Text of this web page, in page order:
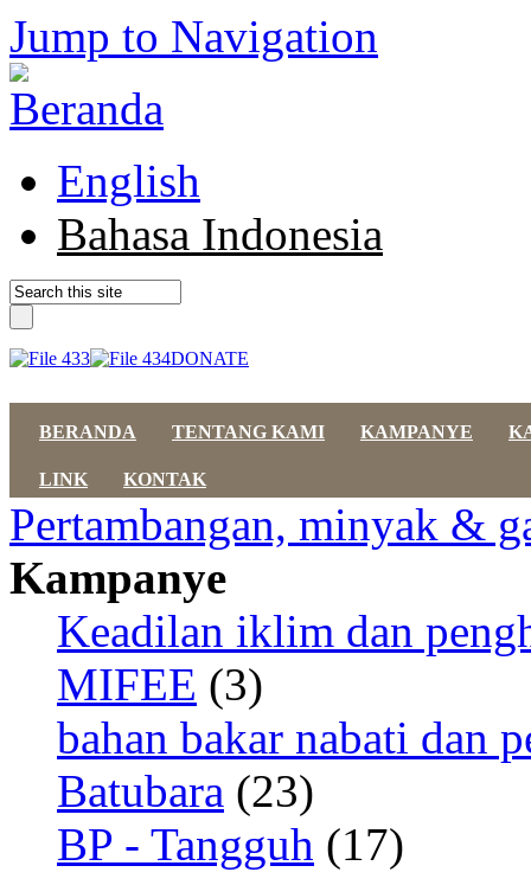
Jump to Navigation
English
Bahasa Indonesia
DONATE
BERANDA TENTANG KAMI KAMPANYE
LINK KONTAK
Pertambangan, minyak &
Kampanye
Keadilan iklim dan
MIFEE (3)
bahan bakar nabati dan
Batubara (23)
BP - Tangguh (17)